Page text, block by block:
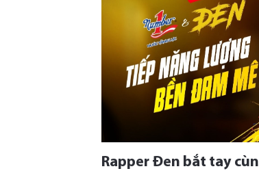
Rapper Đen bắt tay